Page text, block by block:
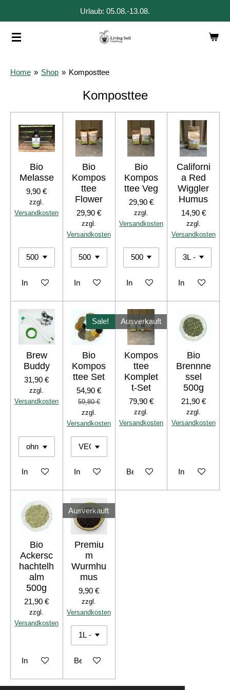
springen
Urlaub: 05.08.-13.08.
Home » Shop » Komposttee
Komposttee
Bio
Melasse
9,90 €
zzgl.
Versandkosten
In den Warenkorb
Bio
Kompos
ttee
Flower
29,90 €
zzgl.
Versandkosten
In den Warenkorb
Bio
Kompos
ttee Veg
29,90 €
zzgl.
Versandkosten
In den Warenkorb
Californi
a Red
Wiggler
Humus
14,90 €
zzgl.
Versandkosten
In den
Brew
Buddy
31,90 €
zzgl.
Versandkosten
In den Warenkorb
Sale!
Bio
Kompos
ttee Set
54,90 €
59,80 €
zzgl.
Versandkosten
In den Warenkorb
Ausverkauft
Kompos
ttee
Komplet
t-Set
79,90 €
zzgl.
Versandkosten
Bei Verfügbarkeit
Bio
Brennne
ssel
500g
21,90 €
zzgl.
Versandkosten
In den
Bio
Ackersc
hachtelh
alm
500g
21,90 €
zzgl.
Versandkosten
In den Warenkorb
Ausverkauft
Premiu
m
Wurmhu
mus
9,90 €
zzgl.
Versandkosten
Bei Verfügbarkeit benachrichtigen